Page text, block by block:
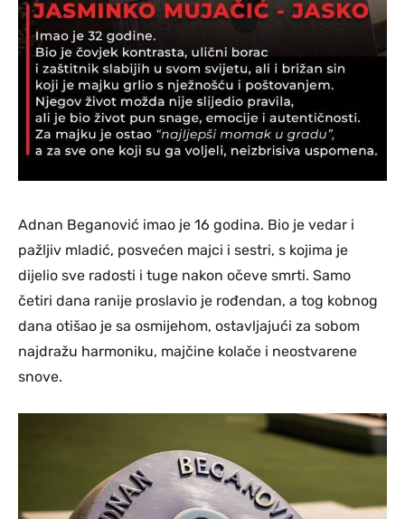
Adnan Beganović imao je 16 godina. Bio je vedar i
pažljiv mladić, posvećen majci i sestri, s kojima je
dijelio sve radosti i tuge nakon očeve smrti. Samo
četiri dana ranije proslavio je rođendan, a tog kobnog
dana otišao je sa osmijehom, ostavljajući za sobom
najdražu harmoniku, majčine kolače i neostvarene
snove.